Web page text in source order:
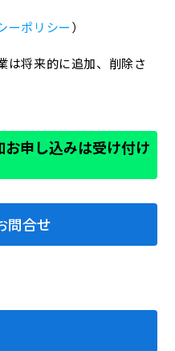
ーポリシー）
将来的に追加、削除さ
申し込みは受け付け
問合せ